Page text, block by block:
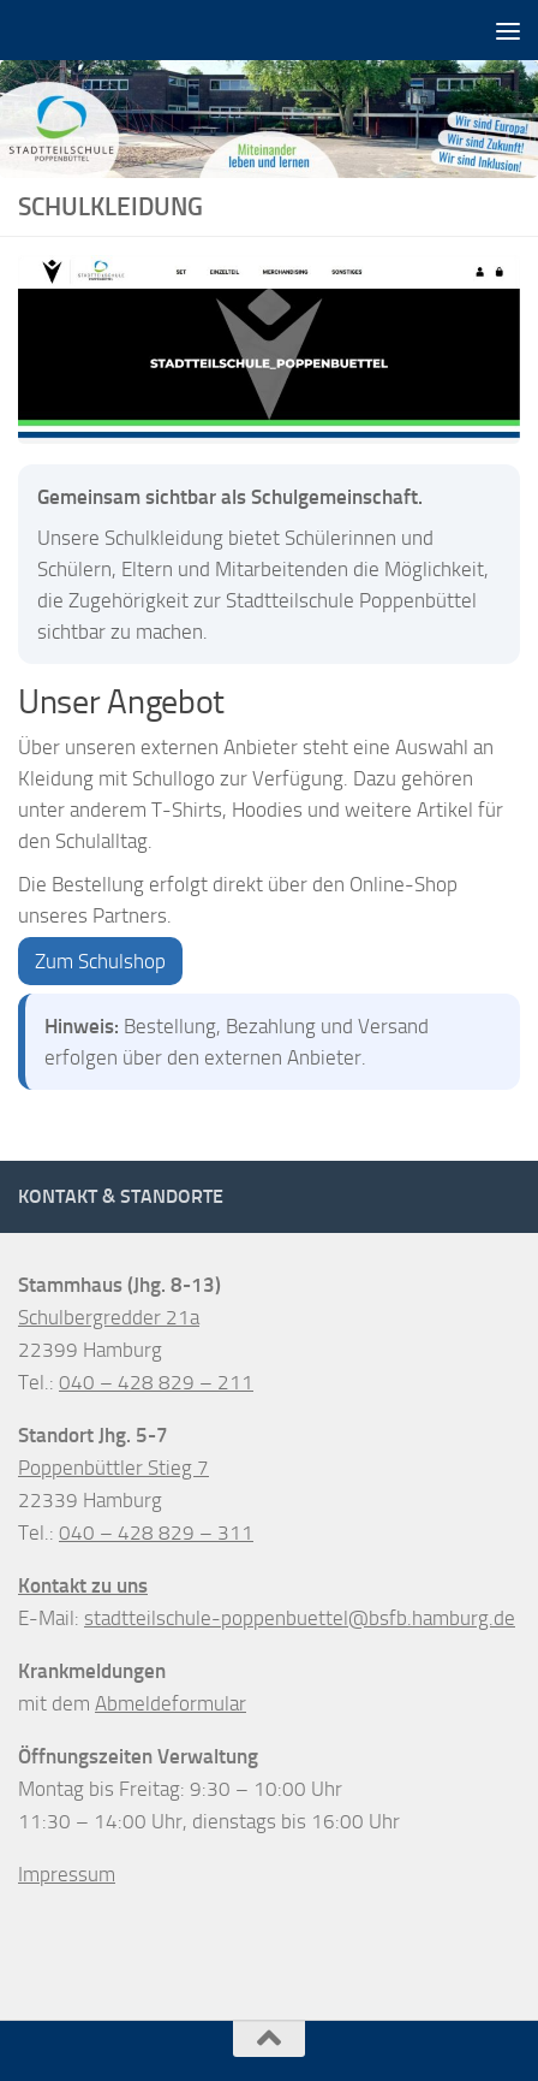
SCHULKLEIDUNG
Gemeinsam sichtbar als Schulgemeinschaft.
Unsere Schulkleidung bietet Schülerinnen und
Schülern, Eltern und Mitarbeitenden die Möglichkeit,
die Zugehörigkeit zur Stadtteilschule Poppenbüttel
sichtbar zu machen.
Unser Angebot
Über unseren externen Anbieter steht eine Auswahl an
Kleidung mit Schullogo zur Verfügung. Dazu gehören
unter anderem T-Shirts, Hoodies und weitere Artikel für
den Schulalltag.
Die Bestellung erfolgt direkt über den Online-Shop
unseres Partners.
Zum Schulshop
Hinweis: Bestellung, Bezahlung und Versand
erfolgen über den externen Anbieter.
KONTAKT & STANDORTE
Stammhaus (Jhg. 8-13)
Schulbergredder 21a
22399 Hamburg
Tel.: 040 – 428 829 – 211
Standort Jhg. 5-7
Poppenbüttler Stieg 7
22339 Hamburg
Tel.: 040 – 428 829 – 311
Kontakt zu uns
E-Mail: stadtteilschule-poppenbuettel@bsfb.hamburg.de
Krankmeldungen
mit dem Abmeldeformular
Öffnungszeiten Verwaltung
Montag bis Freitag: 9:30 – 10:00 Uhr
11:30 – 14:00 Uhr, dienstags bis 16:00 Uhr
Impressum